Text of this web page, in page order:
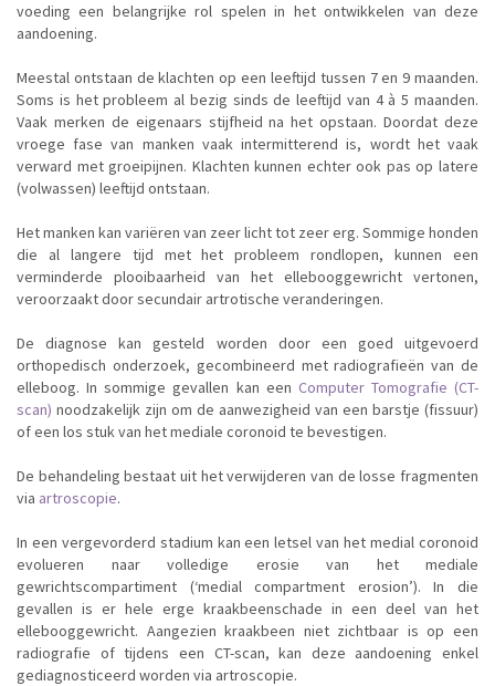
voeding een belangrijke rol spelen in het ontwikkelen van deze
aandoening.
Meestal ontstaan de klachten op een leeftijd tussen 7 en 9 maanden.
Soms is het probleem al bezig sinds de leeftijd van 4 à 5 maanden.
Vaak merken de eigenaars stijfheid na het opstaan. Doordat deze
vroege fase van manken vaak intermitterend is, wordt het vaak
verward met groeipijnen. Klachten kunnen echter ook pas op latere
(volwassen) leeftijd ontstaan.
Het manken kan variëren van zeer licht tot zeer erg. Sommige honden
die al langere tijd met het probleem rondlopen, kunnen een
verminderde plooibaarheid van het ellebooggewricht vertonen,
veroorzaakt door secundair artrotische veranderingen.
De diagnose kan gesteld worden door een goed uitgevoerd
orthopedisch onderzoek, gecombineerd met radiografieën van de
elleboog. In sommige gevallen kan een Computer Tomografie (CT-
scan) noodzakelijk zijn om de aanwezigheid van een barstje (fissuur)
of een los stuk van het mediale coronoid te bevestigen.
De behandeling bestaat uit het verwijderen van de losse fragmenten
via artroscopie.
In een vergevorderd stadium kan een letsel van het medial coronoid
evolueren naar volledige erosie van het mediale
gewrichtscompartiment (‘medial compartment erosion’). In die
gevallen is er hele erge kraakbeenschade in een deel van het
ellebooggewricht. Aangezien kraakbeen niet zichtbaar is op een
radiografie of tijdens een CT-scan, kan deze aandoening enkel
gediagnosticeerd worden via artroscopie.